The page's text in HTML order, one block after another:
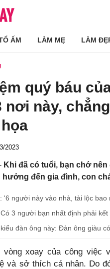
ẤM LÀM MẸ LÀM
quý báu
nơi này,
2023
Khi đã có tuổi, bạn chớ
hưởng đến gia đình, con
'6 người này vào nhà, tài lộc
3 người bạn nhất định phải
đàn ông này: Đàn ông giàu
vòng xoay của công
và sở thích cá nhân. Do